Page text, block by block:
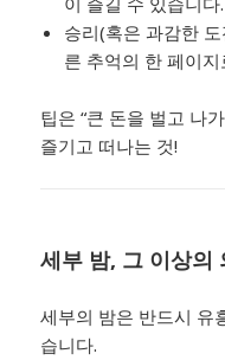
승리(혹은 과감한
른 추억의 한 페이
팁은 “큰 돈을 벌고 나
즐기고 떠나는 것!
세부 밤, 그 이상의
세부의 밤은 반드시 유
습니다.